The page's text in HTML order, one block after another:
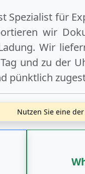
Spezialist für
wir
Wir
und zu der
pünktlich
Nutzen Sie eine